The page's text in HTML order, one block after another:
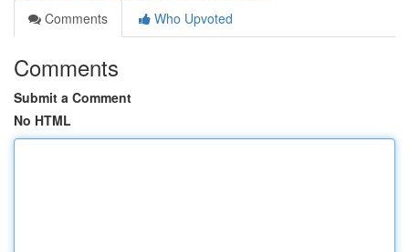
Comments
Who Upvoted
Comments
Submit a Comment
No HTML